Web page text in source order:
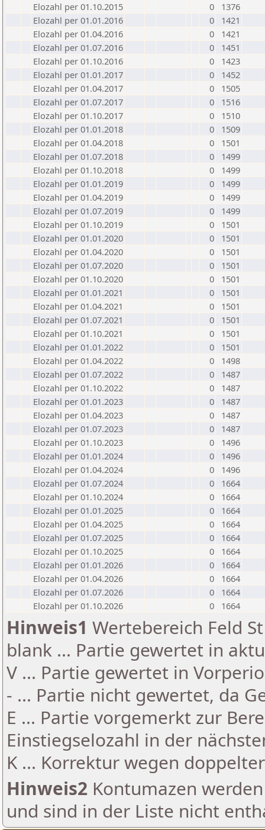
Elozahl per 01.10.2015
0
1376
Elozahl per 01.01.2016
0
1421
Elozahl per 01.04.2016
0
1421
Elozahl per 01.07.2016
0
1451
Elozahl per 01.10.2016
0
1423
Elozahl per 01.01.2017
0
1452
Elozahl per 01.04.2017
0
1505
Elozahl per 01.07.2017
0
1516
Elozahl per 01.10.2017
0
1510
Elozahl per 01.01.2018
0
1509
Elozahl per 01.04.2018
0
1501
Elozahl per 01.07.2018
0
1499
Elozahl per 01.10.2018
0
1499
Elozahl per 01.01.2019
0
1499
Elozahl per 01.04.2019
0
1499
Elozahl per 01.07.2019
0
1499
Elozahl per 01.10.2019
0
1501
Elozahl per 01.01.2020
0
1501
Elozahl per 01.04.2020
0
1501
Elozahl per 01.07.2020
0
1501
Elozahl per 01.10.2020
0
1501
Elozahl per 01.01.2021
0
1501
Elozahl per 01.04.2021
0
1501
Elozahl per 01.07.2021
0
1501
Elozahl per 01.10.2021
0
1501
Elozahl per 01.01.2022
0
1501
Elozahl per 01.04.2022
0
1498
Elozahl per 01.07.2022
0
1487
Elozahl per 01.10.2022
0
1487
Elozahl per 01.01.2023
0
1487
Elozahl per 01.04.2023
0
1487
Elozahl per 01.07.2023
0
1487
Elozahl per 01.10.2023
0
1496
Elozahl per 01.01.2024
0
1496
Elozahl per 01.04.2024
0
1496
Elozahl per 01.07.2024
0
1664
Elozahl per 01.10.2024
0
1664
Elozahl per 01.01.2025
0
1664
Elozahl per 01.04.2025
0
1664
Elozahl per 01.07.2025
0
1664
Elozahl per 01.10.2025
0
1664
Elozahl per 01.01.2026
0
1664
Elozahl per 01.04.2026
0
1664
Elozahl per 01.07.2026
0
1664
Elozahl per 01.10.2026
0 1664
Hinweis1 Wertebereich Feld
blank ... Partie gewertet in
V ... Partie gewertet in
- ... Partie nicht gewertet, da
E ... Partie vorgemerkt zur
Einstiegselozahl in der
K ... Korrektur wegen
Hinweis2 Kontumazen
und sind in der Liste nicht